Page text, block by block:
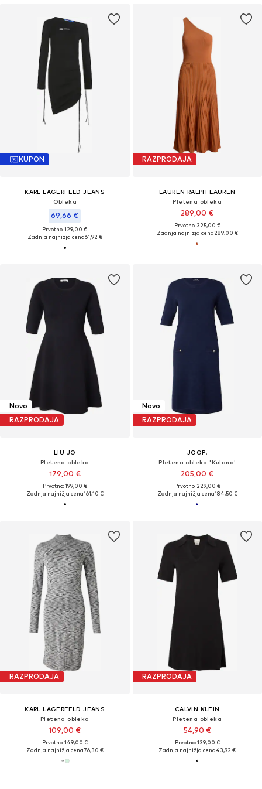
KUPON
KARL LAGERFELD JEANS
Obleka
69,66 €
Prvotno: 129,00 €
Zadnja najnižja cena61,92 €
RAZPRODAJA
LAUREN RALPH LAUREN
Pletena obleka
289,00 €
Prvotno: 325,00 €
Zadnja najnižja cena289,00 €
Novo
RAZPRODAJA
LIU JO
Pletena obleka
179,00 €
Prvotno: 199,00 €
Zadnja najnižja cena161,10 €
Novo
RAZPRODAJA
JOOP!
Pletena obleka 'Kulana'
205,00 €
Prvotno: 229,00 €
Zadnja najnižja cena184,50 €
RAZPRODAJA
KARL LAGERFELD JEANS
Pletena obleka
109,00 €
Prvotno: 149,00 €
Zadnja najnižja cena76,30 €
RAZPRODAJA
CALVIN KLEIN
Pletena obleka
54,90 €
Prvotno: 139,00 €
Zadnja najnižja cena43,92 €